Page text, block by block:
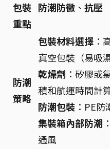
包裝
重點
防潮防黴 、 抗壓
防潮
策略
包裝材料選擇 ：
真空包裝（易吸
乾燥劑 ：矽膠或
積和航運時間計
防潮包裝 ：PE
集裝箱內部防潮
通風